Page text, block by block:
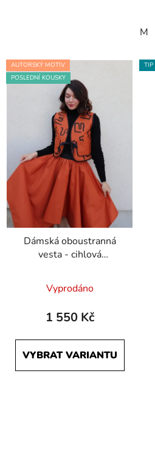
M
AUTORSKÝ MOTIV
POSLEDNÍ KOUSKY
Dámská oboustranná
vesta - cihlová
Vyprodáno
1 550 Kč
VYBRAT VARIANTU
TIP